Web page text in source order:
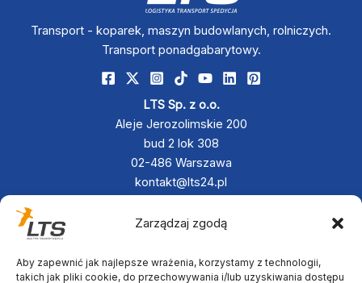
Zarządzaj zgodą
Aby zapewnić jak najlepsze wrażenia, korzystamy z technologii,
takich jak pliki cookie, do przechowywania i/lub uzyskiwania dostępu
Transport - koparek, maszyn budowlanych, rolniczych.
Transport ponadgabarytowy.
LTS Sp. z o.o.
Aleje Jerozolimskie 200
bud 2 lok 308
02-486 Warszawa
kontakt@lts24.pl
+48 797 342 467